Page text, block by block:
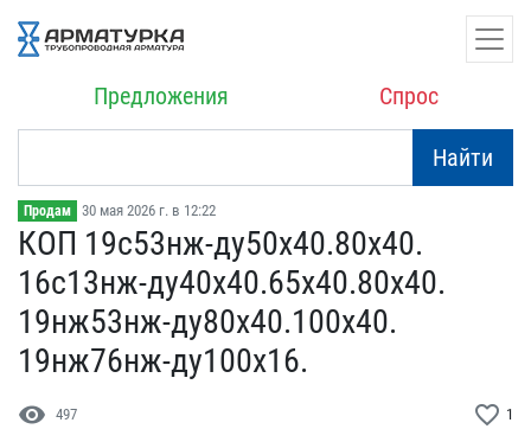
Предложения Спрос
Найти
Продам 30 мая 2026 г. в 12:22
КОП 19с53нж-ду50х40.80х4​0.
16с13нж-ду40х40.65х40​.80х40.
19нж53нж-ду80х40​.100х40.
19нж76нж-ду100х​16.
visibility 497 favorite_border 1